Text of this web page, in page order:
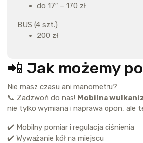
do 17″ – 170 zł
BUS (4 szt.)
200 zł
📲 Jak możemy
Nie masz czasu ani manometru?
📞 Zadzwoń do nas! Mobilna
nie tylko wymiana i naprawa opon, ale
✔️ Mobilny pomiar i regulacja ciśnienia
✔️ Wyważanie kół na miejscu